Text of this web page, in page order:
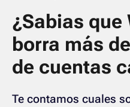
¿Sabias que
borra más
de cuentas
Te contamos cuales